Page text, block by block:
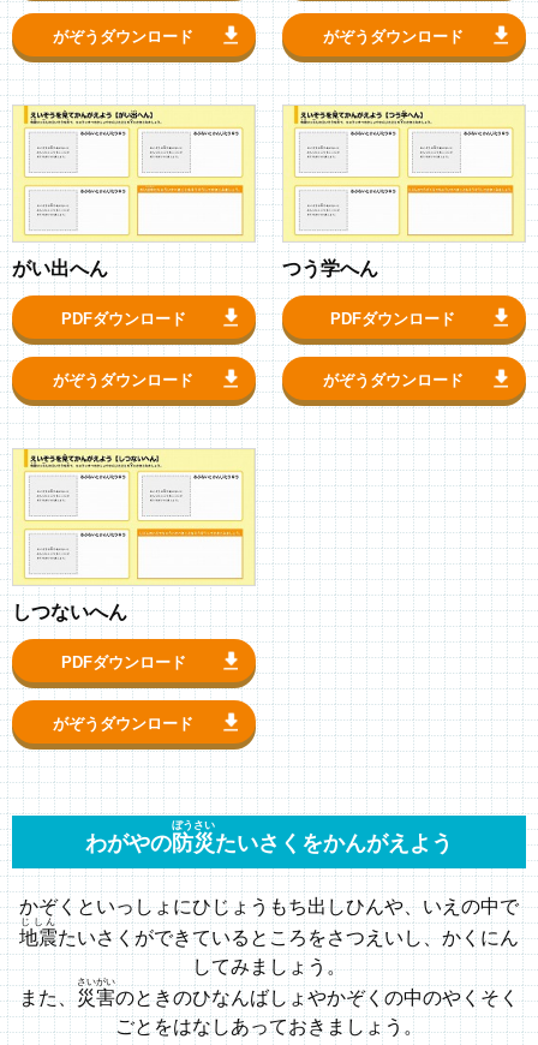
がぞうダウンロード がぞうダウンロード
がい出へん
PDFダウンロード
がぞうダウンロード
つう学へん
PDFダウンロード
がぞうダウンロード
しつないへん
PDFダウンロード
がぞうダウンロード
わがやの防災
ぼうさい
たいさくをかんがえよう
かぞくといっしょにひじょうもち出しひんや、いえの中で
地震
じしん
たいさくができているところをさつえいし、かくにん
してみましょう。
また、災害
さいがい
のときのひなんばしょやかぞくの中のやくそく
ごとをはなしあっておきましょう。